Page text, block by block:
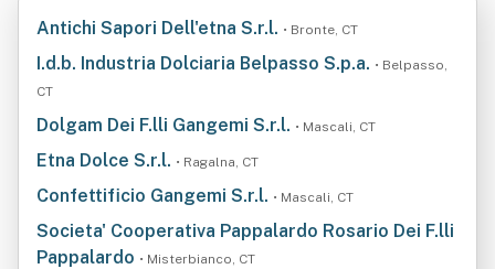
Antichi Sapori Dell'etna S.r.l. • Bronte, CT
I.d.b. Industria Dolciaria Belpasso S.p.a. • Belpasso,
CT
Dolgam Dei F.lli Gangemi S.r.l. • Mascali, CT
Etna Dolce S.r.l. • Ragalna, CT
Confettificio Gangemi S.r.l. • Mascali, CT
Societa' Cooperativa Pappalardo Rosario Dei F.lli
Pappalardo • Misterbianco, CT